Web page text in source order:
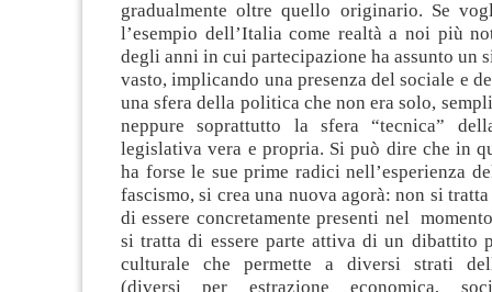
gradualmente oltre quello originario. Se
l’esempio dell’Italia come realtà a noi più
degli anni in cui partecipazione ha assunto un
vasto, implicando una presenza del sociale e
una sfera della politica che non era solo,
neppure soprattutto la sfera “tecnica”
legislativa vera e propria. Si può dire che in
ha forse le sue prime radici nell’esperienza
fascismo, si crea una nuova agorà: non si
di essere concretamente presenti nel
si tratta di essere parte attiva di un dibattito
culturale che permette a diversi strati
(diversi per estrazione economica,